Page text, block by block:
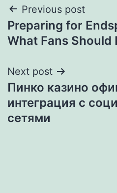
Post
navigation
Previous post
Preparing for
What Fans Should
Next post
Пинко казино
интеграция с
сетями